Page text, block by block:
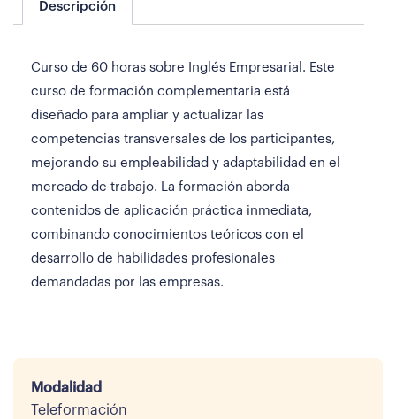
Descripción
Curso de 60 horas sobre Inglés Empresarial. Este
curso de formación complementaria está
diseñado para ampliar y actualizar las
competencias transversales de los participantes,
mejorando su empleabilidad y adaptabilidad en el
mercado de trabajo. La formación aborda
contenidos de aplicación práctica inmediata,
combinando conocimientos teóricos con el
desarrollo de habilidades profesionales
demandadas por las empresas.
Modalidad
Teleformación